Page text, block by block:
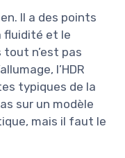
Il a des points
fluidité et le
n’est pas
l’HDR
typiques de la
sur un modèle
mais il faut le